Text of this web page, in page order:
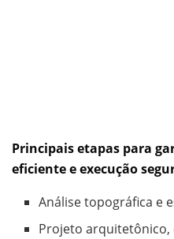
Principais etapas para
eficiente e execução
Análise topográfica e
Projeto